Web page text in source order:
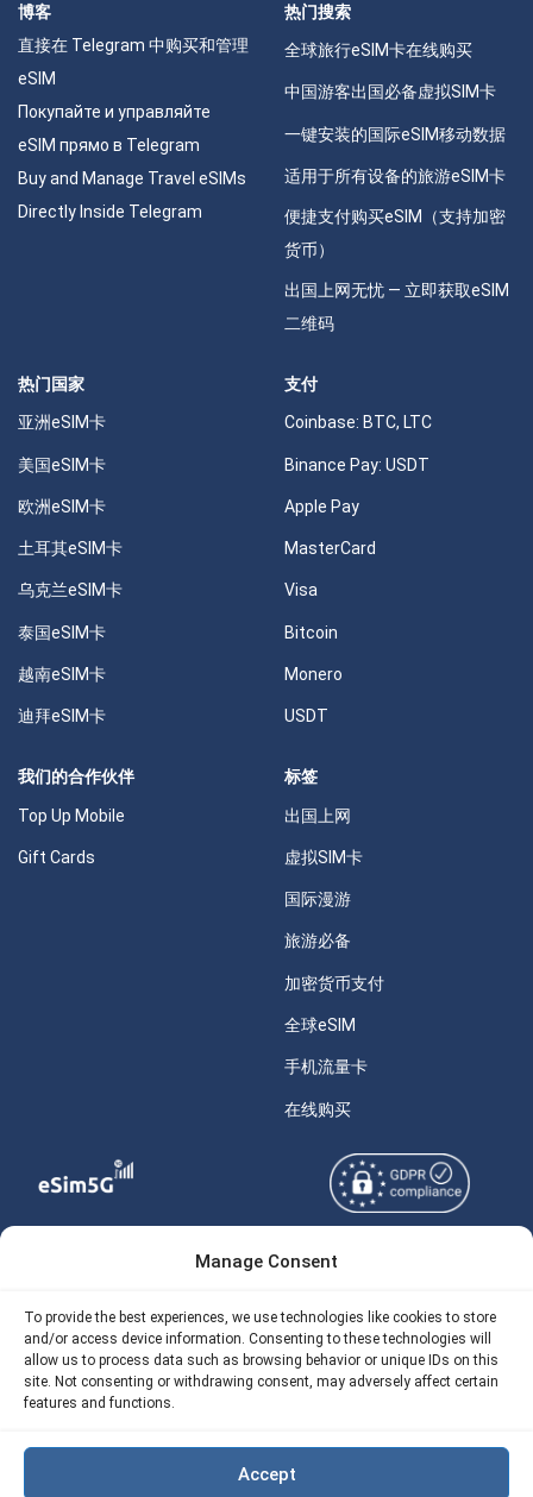
Manage Consent
To provide the best experiences, we use technologies like cookies to store
and/or access device information. Consenting to these technologies will
allow us to process data such as browsing behavior or unique IDs on this
site. Not consenting or withdrawing consent, may adversely affect certain
features and functions.
Accept
博客
直接在 Telegram 中购买和管理
eSIM
Покупайте и управляйте
eSIM прямо в Telegram
Buy and Manage Travel eSIMs
Directly Inside Telegram
热门搜索
全球旅行eSIM卡在线购买
中国游客出国必备虚拟SIM卡
一键安装的国际eSIM移动数据
适用于所有设备的旅游eSIM卡
便捷支付购买eSIM（支持加密
货币）
出国上网无忧 — 立即获取eSIM
二维码
热门国家
亚洲eSIM卡
美国eSIM卡
欧洲eSIM卡
土耳其eSIM卡
乌克兰eSIM卡
泰国eSIM卡
越南eSIM卡
迪拜eSIM卡
支付
Coinbase: BTC, LTC
Binance Pay: USDT
Apple Pay
MasterCard
Visa
Bitcoin
Monero
USDT
我们的合作伙伴
Top Up Mobile
Gift Cards
标签
出国上网
虚拟SIM卡
国际漫游
旅游必备
加密货币支付
全球eSIM
手机流量卡
在线购买
Your Tickets
免费eSIM流量计算器
我们的 API
eSIM5G 退款政策
Copyright © 2026
使用条款
隐私政策
Site Map